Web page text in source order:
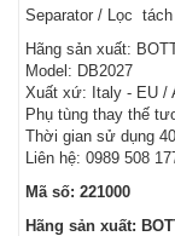
Separator / Lọc tách
Hãng sản xuất:
Model: DB2027
Xuất xứ: Italy - EU /
Phụ tùng thay thế
Thời gian sử dụng
Liên hệ: 0989 508
Mã số: 221000
Hãng sản xuất: